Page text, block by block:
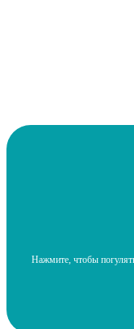
Нажмите, чтобы